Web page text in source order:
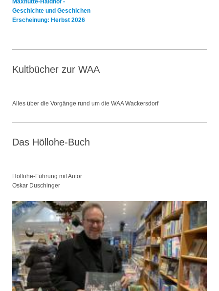
Maxhütte-Haidhof -
Geschichte und Geschichen
Erscheinung: Herbst 2026
Kultbücher zur WAA
Alles über die Vorgänge rund um die WAA Wackersdorf
Das Höllohe-Buch
Höllohe-Führung mit Autor
Oskar Duschinger